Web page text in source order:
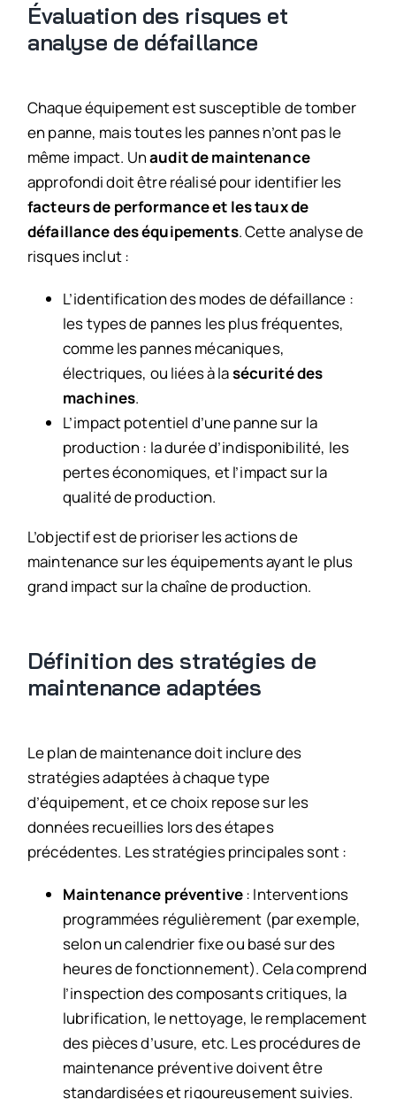
Évaluation des risques et
analyse de défaillance
Chaque équipement est susceptible de tomber
en panne, mais toutes les pannes n’ont pas le
même impact. Unaudit de maintenance
approfondi doit être réalisé pour identifier les
facteurs de performance et les taux de
défaillance des équipements. Cette analyse de
risques inclut :
L’identification des modes de défaillance :
les types de pannes les plus fréquentes,
comme les pannes mécaniques,
électriques, ou liées à lasécurité des
machines.
L’impact potentiel d’une panne sur la
production : la durée d’indisponibilité, les
pertes économiques, et l’impact sur la
qualité de production.
L’objectif est de prioriser les actions de
maintenance sur les équipements ayant le plus
grand impact sur la chaîne de production.
Définition des stratégies de
maintenance adaptées
Le plan de maintenance doit inclure des
stratégies adaptées à chaque type
d’équipement, et ce choix repose sur les
données recueillies lors des étapes
précédentes. Les stratégies principales sont :
Maintenance préventive: Interventions
programmées régulièrement (par exemple,
selon un calendrier fixe ou basé sur des
heures de fonctionnement). Cela comprend
l’inspection des composants critiques, la
lubrification, le nettoyage, le remplacement
des pièces d’usure, etc. Les procédures de
maintenance préventive doivent être
standardisées et rigoureusement suivies.